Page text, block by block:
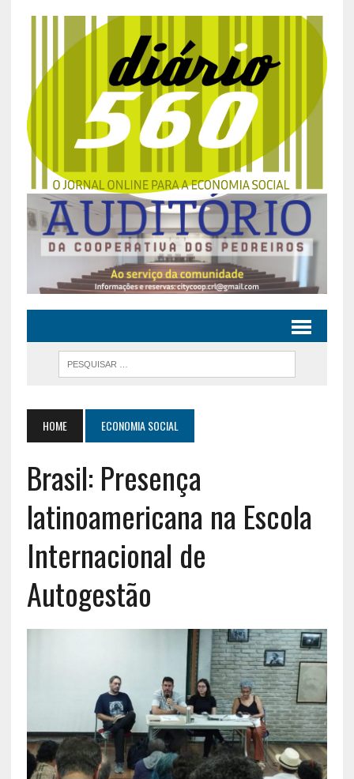
HOME ECONOMIA SOCIAL
Brasil: Presença
latinoamericana na Escola
Internacional de
Autogestão